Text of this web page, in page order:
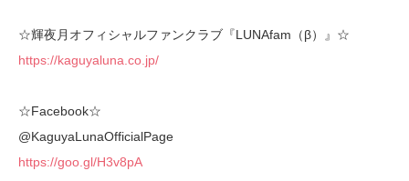
☆輝夜月オフィシャルファンクラブ『LUNAfam（β）』☆
https://kaguyaluna.co.jp/
☆Facebook☆
@KaguyaLunaOfficialPage
https://goo.gl/H3v8pA